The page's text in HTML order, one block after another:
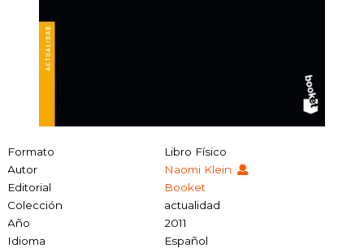
Formato
Libro Físico
Autor
Naomi Klein
Editorial
Booket
Colección
actualidad
Año
2011
Idioma
Español